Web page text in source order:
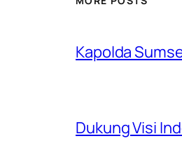
Kapolda
Dukung Visi